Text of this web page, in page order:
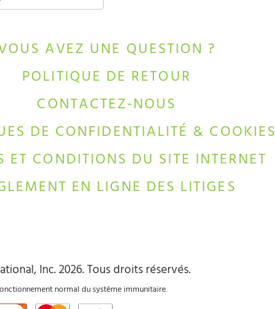
AVEZ UNE QUESTION ?
POLITIQUE DE RETOUR
CONTACTEZ-NOUS
DE CONFIDENTIALITÉ & COOKIES
ET CONDITIONS DU SITE INTERNET
EN LIGNE DES LITIGES
Inc. 2026. Tous droits réservés.
normal du système immunitaire.